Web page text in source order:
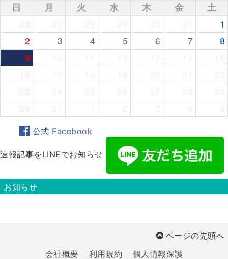
日 月 火 水 木 金
土
26
1
2
3 4 5 6 7
8
9
15
16
22
23
29
30
5
公式 Facebook
速報記事をLINEでお知らせ
お知らせ
ページの先頭へ
会社概要
利用規約 個人情報保護